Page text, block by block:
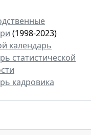
(1998-2023)
календарь
статистической
кадровика